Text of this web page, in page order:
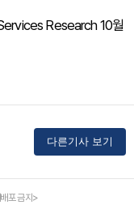
Research 10월
다른기사 보기
포 금지>